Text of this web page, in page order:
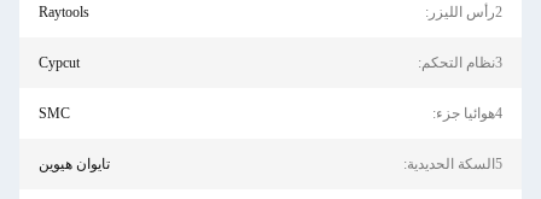
2رأس الليزر: Raytools
3نظام التحكم: Cypcut
4هوائيا جزء: SMC
5السكة الحديدية: تايوان هيوين